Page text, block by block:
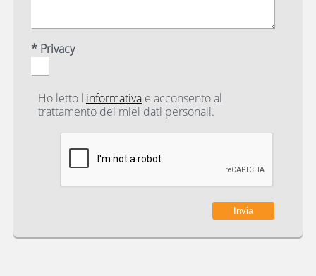
* Privacy
Ho letto l'informativae acconsento al
trattamento dei miei dati personali.